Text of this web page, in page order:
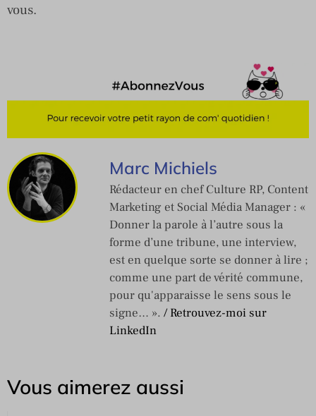
vous.
Marc Michiels
Rédacteur en chef Culture RP, Content
Marketing et Social Média Manager : «
Donner la parole à l’autre sous la
forme d’une tribune, une interview,
est en quelque sorte se donner à lire ;
comme une part de vérité commune,
pour qu'apparaisse le sens sous le
signe… ». / Retrouvez-moi sur
LinkedIn
Vous aimerez aussi